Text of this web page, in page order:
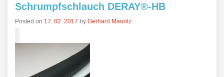
Schrumpfschlauch DERAY®-HB
Posted on 17. 02. 2017 by Gerhard Mauritz